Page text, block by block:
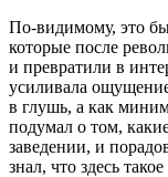
По-видимому, это
которые после
и превратили в
усиливала
в глушь, а как
подумал о том,
заведении, и
знал, что здесь